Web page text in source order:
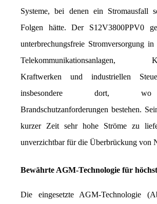
Systeme, bei denen ein Stromausfall
Folgen hätte. Der S12V3800PPV0
unterbrechungsfreie Stromversorgung in
Telekommunikationsanlagen,
Kraftwerken und industriellen
insbesondere dort,
Brandschutzanforderungen bestehen.
kurzer Zeit sehr hohe Ströme zu
unverzichtbar für die Überbrückung von
Bewährte AGM-Technologie für
Die eingesetzte AGM-Technologie